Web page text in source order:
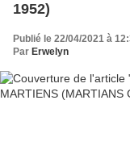
1952)
Publié le 22/04/2021 à
Par Erwelyn